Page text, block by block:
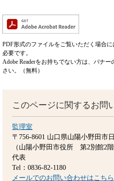
PDF形式のファイルをご覧いただく場合に
必要です。
Adobe Readerをお持ちでない方は、バナ
さい。（無料）
このページに関するお問
監理室
〒756-8601 山口県山陽小野田市
（山陽小野田市役所 第2別館2階
代表
Tel：0836-82-1180
メールでのお問い合わせはこちら